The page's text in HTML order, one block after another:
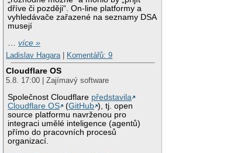
dříve či později“. On-line platformy a
vyhledávače zařazené na seznamy DSA
musejí
…více »
Ladislav Hagara| Komentářů: 9
Cloudflare OS
5.8. 17:00 | Zajímavý software
Společnost Cloudflare představila
Cloudflare OS
(GitHub ), tj. open
source platformu navrženou pro
integraci umělé inteligence (agentů)
přímo do pracovních procesů
organizací.